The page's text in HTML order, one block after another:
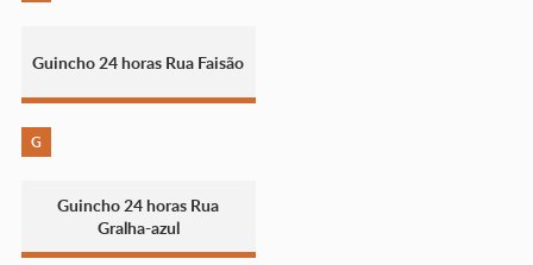
Guincho 24 horas Rua Faisão
G
Guincho 24 horas Rua
Gralha-azul